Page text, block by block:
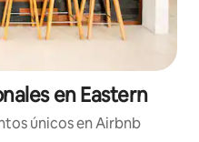
en Eastern
únicos en Airbnb